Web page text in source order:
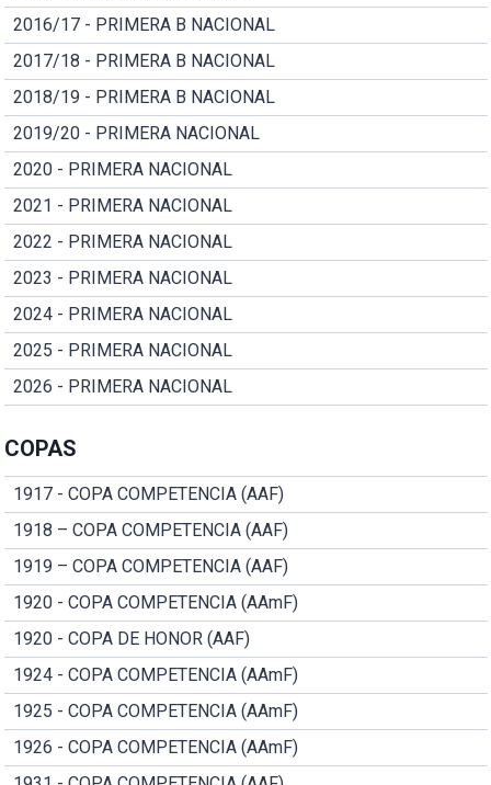
2016/17 - PRIMERA B NACIONAL
2017/18 - PRIMERA B NACIONAL
2018/19 - PRIMERA B NACIONAL
2019/20 - PRIMERA NACIONAL
2020 - PRIMERA NACIONAL
2021 - PRIMERA NACIONAL
2022 - PRIMERA NACIONAL
2023 - PRIMERA NACIONAL
2024 - PRIMERA NACIONAL
2025 - PRIMERA NACIONAL
2026 - PRIMERA NACIONAL
COPAS
1917 - COPA COMPETENCIA (AAF)
1918 – COPA COMPETENCIA (AAF)
1919 – COPA COMPETENCIA (AAF)
1920 - COPA COMPETENCIA (AAmF)
1920 - COPA DE HONOR (AAF)
1924 - COPA COMPETENCIA (AAmF)
1925 - COPA COMPETENCIA (AAmF)
1926 - COPA COMPETENCIA (AAmF)